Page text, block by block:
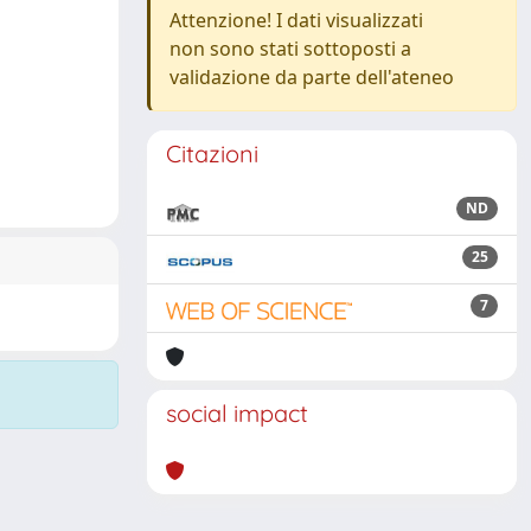
Attenzione! I dati visualizzati
non sono stati sottoposti a
validazione da parte dell'ateneo
Citazioni
ND
25
7
social impact